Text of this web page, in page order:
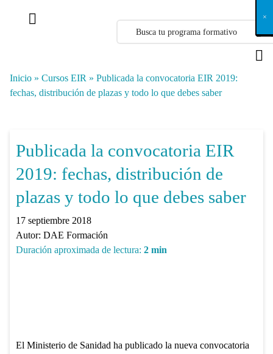
Inicio » Cursos EIR » Publicada la convocatoria EIR 2019:
fechas, distribución de plazas y todo lo que debes saber
Publicada la convocatoria EIR
2019: fechas, distribución de
plazas y todo lo que debes saber
17 septiembre 2018
Autor: DAE Formación
Duración aproximada de lectura: 2 min
El Ministerio de Sanidad ha publicado la nueva convocatoria
X
×
×
×
×
×
×
×
×
×
×
×
×
×
×
×
×
×
×
×
×
×
×
×
×
×
×
×
×
×
×
×
×
×
×
×
×
×
×
×
×
×
×
×
×
×
×
×
×
×
×
×
×
×
×
×
×
×
×
×
×
×
×
×
×
×
×
×
×
×
×
×
×
×
×
×
×
×
×
×
×
×
×
×
×
×
×
×
×
×
×
×
×
×
×
×
×
×
×
×
×
×
×
×
×
×
×
×
×
×
×
×
×
×
×
×
×
×
×
×
×
×
×
×
×
×
×
×
×
×
×
×
×
×
×
×
×
×
×
×
×
×
×
×
×
×
×
×
×
×
×
×
×
×
×
×
×
×
×
×
×
×
×
×
×
×
×
×
×
×
×
×
×
×
×
×
×
×
×
×
×
×
×
×
×
×
×
×
×
×
×
×
×
×
×
×
×
×
×
×
×
×
×
×
×
×
×
×
×
×
×
×
×
×
×
×
×